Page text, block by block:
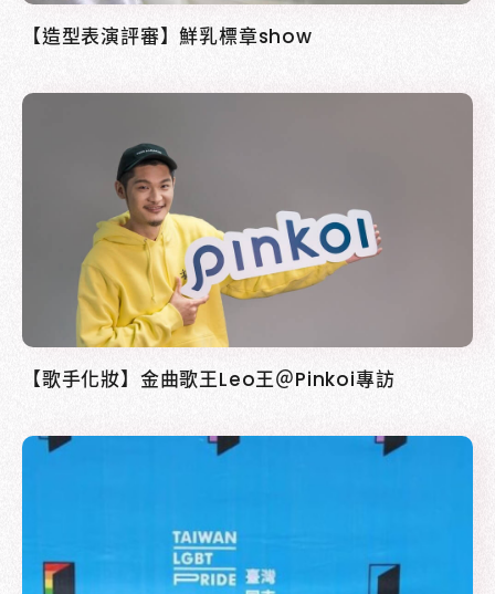
【造型表演評審】鮮乳標章show
【歌手化妝】金曲歌王Leo王＠Pinkoi專訪